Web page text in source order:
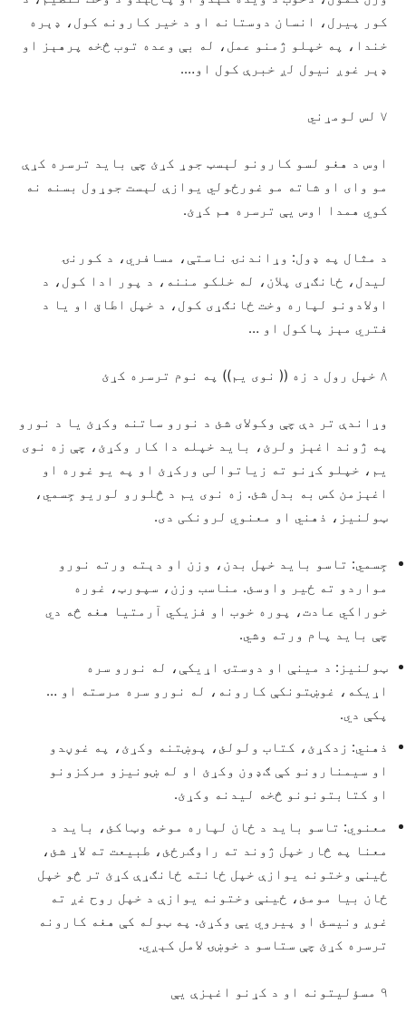
کور پیرل، انسان دوستانه او د خیر کارونه کول، ډېره
خندا، په خپلو ژمنو عمل، له بې وعده توب څخه پرهېز او
ډېر غوږ نيول لږ خبرې کول او….
۷ لس لومړني
اوس د هغو لسو کارونو لېسټ جوړ کړئ چې باید ترسره کړې
مو وای او شاته مو غورځولي يوازې لېست جوړول بسنه نه
کوي همدا اوس یې ترسره هم کړئ.
د مثال په ډول: وړاندنۍ ناستې، مسافري، د کورنۍ
ليدل، ځانګړی پلان، له خلکو مننه، د پور ادا کول، د
اولادونو لپاره وخت ځانګړی کول، د خپل اطاق او يا د
فتري مېز پاکول او …
۸ خپل رول د زه (( نوی یم)) په نوم ترسره کړئ
وړاندې تر دې چې وکولای شئ د نورو ساتنه وکړئ یا د نورو
په ژوند اغېز ولرئ، باید خپله دا کار وکړئ، چې زه نوی
یم، خپلو کړنو ته زیاتوالی ورکړئ او په یو غوره او
اغېزمن کس به بدل شئ. زه نوی یم د څلورو لوریو جِسمي،
ټولنیز، ذهني او معنوي لرونکی دی.
جِسمي: تاسو باید خپل بدن، وزن او دېته ورته نورو
مواردو ته ځير واوسئ. مناسب وزن، سپورټ، غوره
خوراکي عادت، پوره خوب او فزیکي آرمتیا هغه څه دي
چې باید پام ورته وشي.
ټولنيز: د مينې او دوستۍ اړيکې، له نورو سره
اړيکه، غوښتونکې کارونه، له نورو سره مرسته او …
پکې دي.
ذهني: زدکړئ، کتاب ولولئ، پوښتنه وکړئ، په غوڼدو
او سیمنارونو کې ګډون وکړئ او له ښونيزو مرکزونو
او کتابتونونو څخه ليدنه وکړئ.
معنوي: تاسو باید د ځان لپاره موخه وټاکئ، باید د
معنا په څار خپل ژوند ته راوګرځئ، طبیعت ته لاړ شئ،
ځينې وختونه یوازې خپل ځانته ځانګړې کړئ تر څو خپل
ځان بیا مومئ، ځينې وختونه یوازې د خپل روح غږ ته
غوږ ونيسئ او پیروي يې وکړئ. په ټوله کې هغه کارونه
ترسره کړئ چې ستاسو د خوښۍ لامل کېږي.
۹ مسؤلیتونه او د کړنو اغېزې يې